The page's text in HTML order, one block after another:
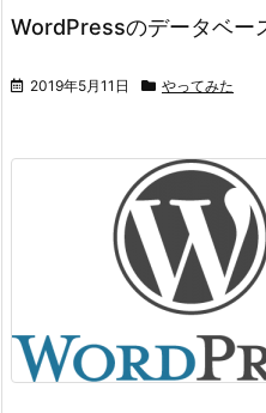
WordPressのデータベー
2019年5月11日 やってみた